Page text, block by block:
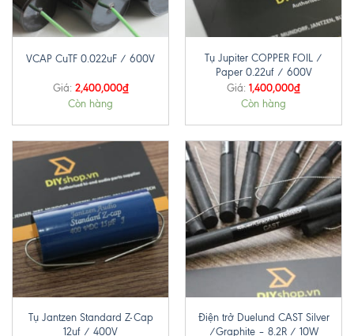
VCAP CuTF 0.022uF / 600V
Giá: 2,400,000₫
Còn hàng
Tụ Jupiter COPPER FOIL /
Paper 0.22uf / 600V
Giá: 1,400,000₫
Còn hàng
Tụ Jantzen Standard Z-Cap
12uf / 400V
Điện trở Duelund CAST Silver
/Graphite – 8.2R / 10W